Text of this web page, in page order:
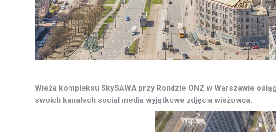
Wieża kompleksu SkySAWA przy Rondzie ONZ w Warszawie
swoich kanałach social media wyjątkowe zdjęcia wieżowca.